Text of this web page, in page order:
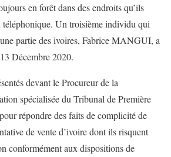
en forêt dans des endroits qu’ils
téléphonique. Un troisième individu qui
partie des ivoires, Fabrice MANGUI, a
Décembre 2020.
devant le Procureur de la
spécialisée du Tribunal de Première
répondre des faits de complicité de
de vente d’ivoire dont ils risquent
conformément aux dispositions de